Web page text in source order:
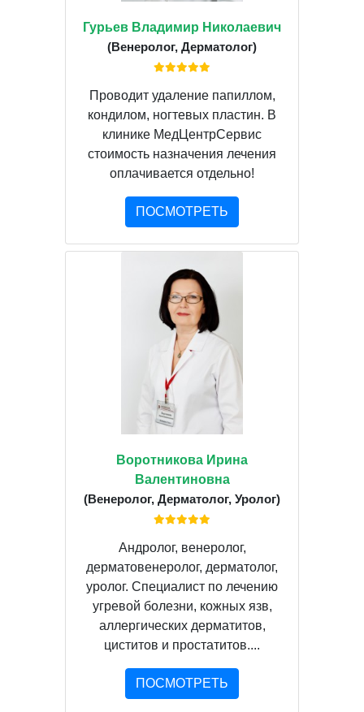
Гурьев Владимир Николаевич
(Венеролог, Дерматолог)
Проводит удаление папиллом,
кондилом, ногтевых пластин. В
клинике МедЦентрСервис
стоимость назначения лечения
оплачивается отдельно!
ПОСМОТРЕТЬ
Воротникова Ирина
Валентиновна
(Венеролог, Дерматолог, Уролог)
Андролог, венеролог,
дерматовенеролог, дерматолог,
уролог. Специалист по лечению
угревой болезни, кожных язв,
аллергических дерматитов,
циститов и простатитов....
ПОСМОТРЕТЬ